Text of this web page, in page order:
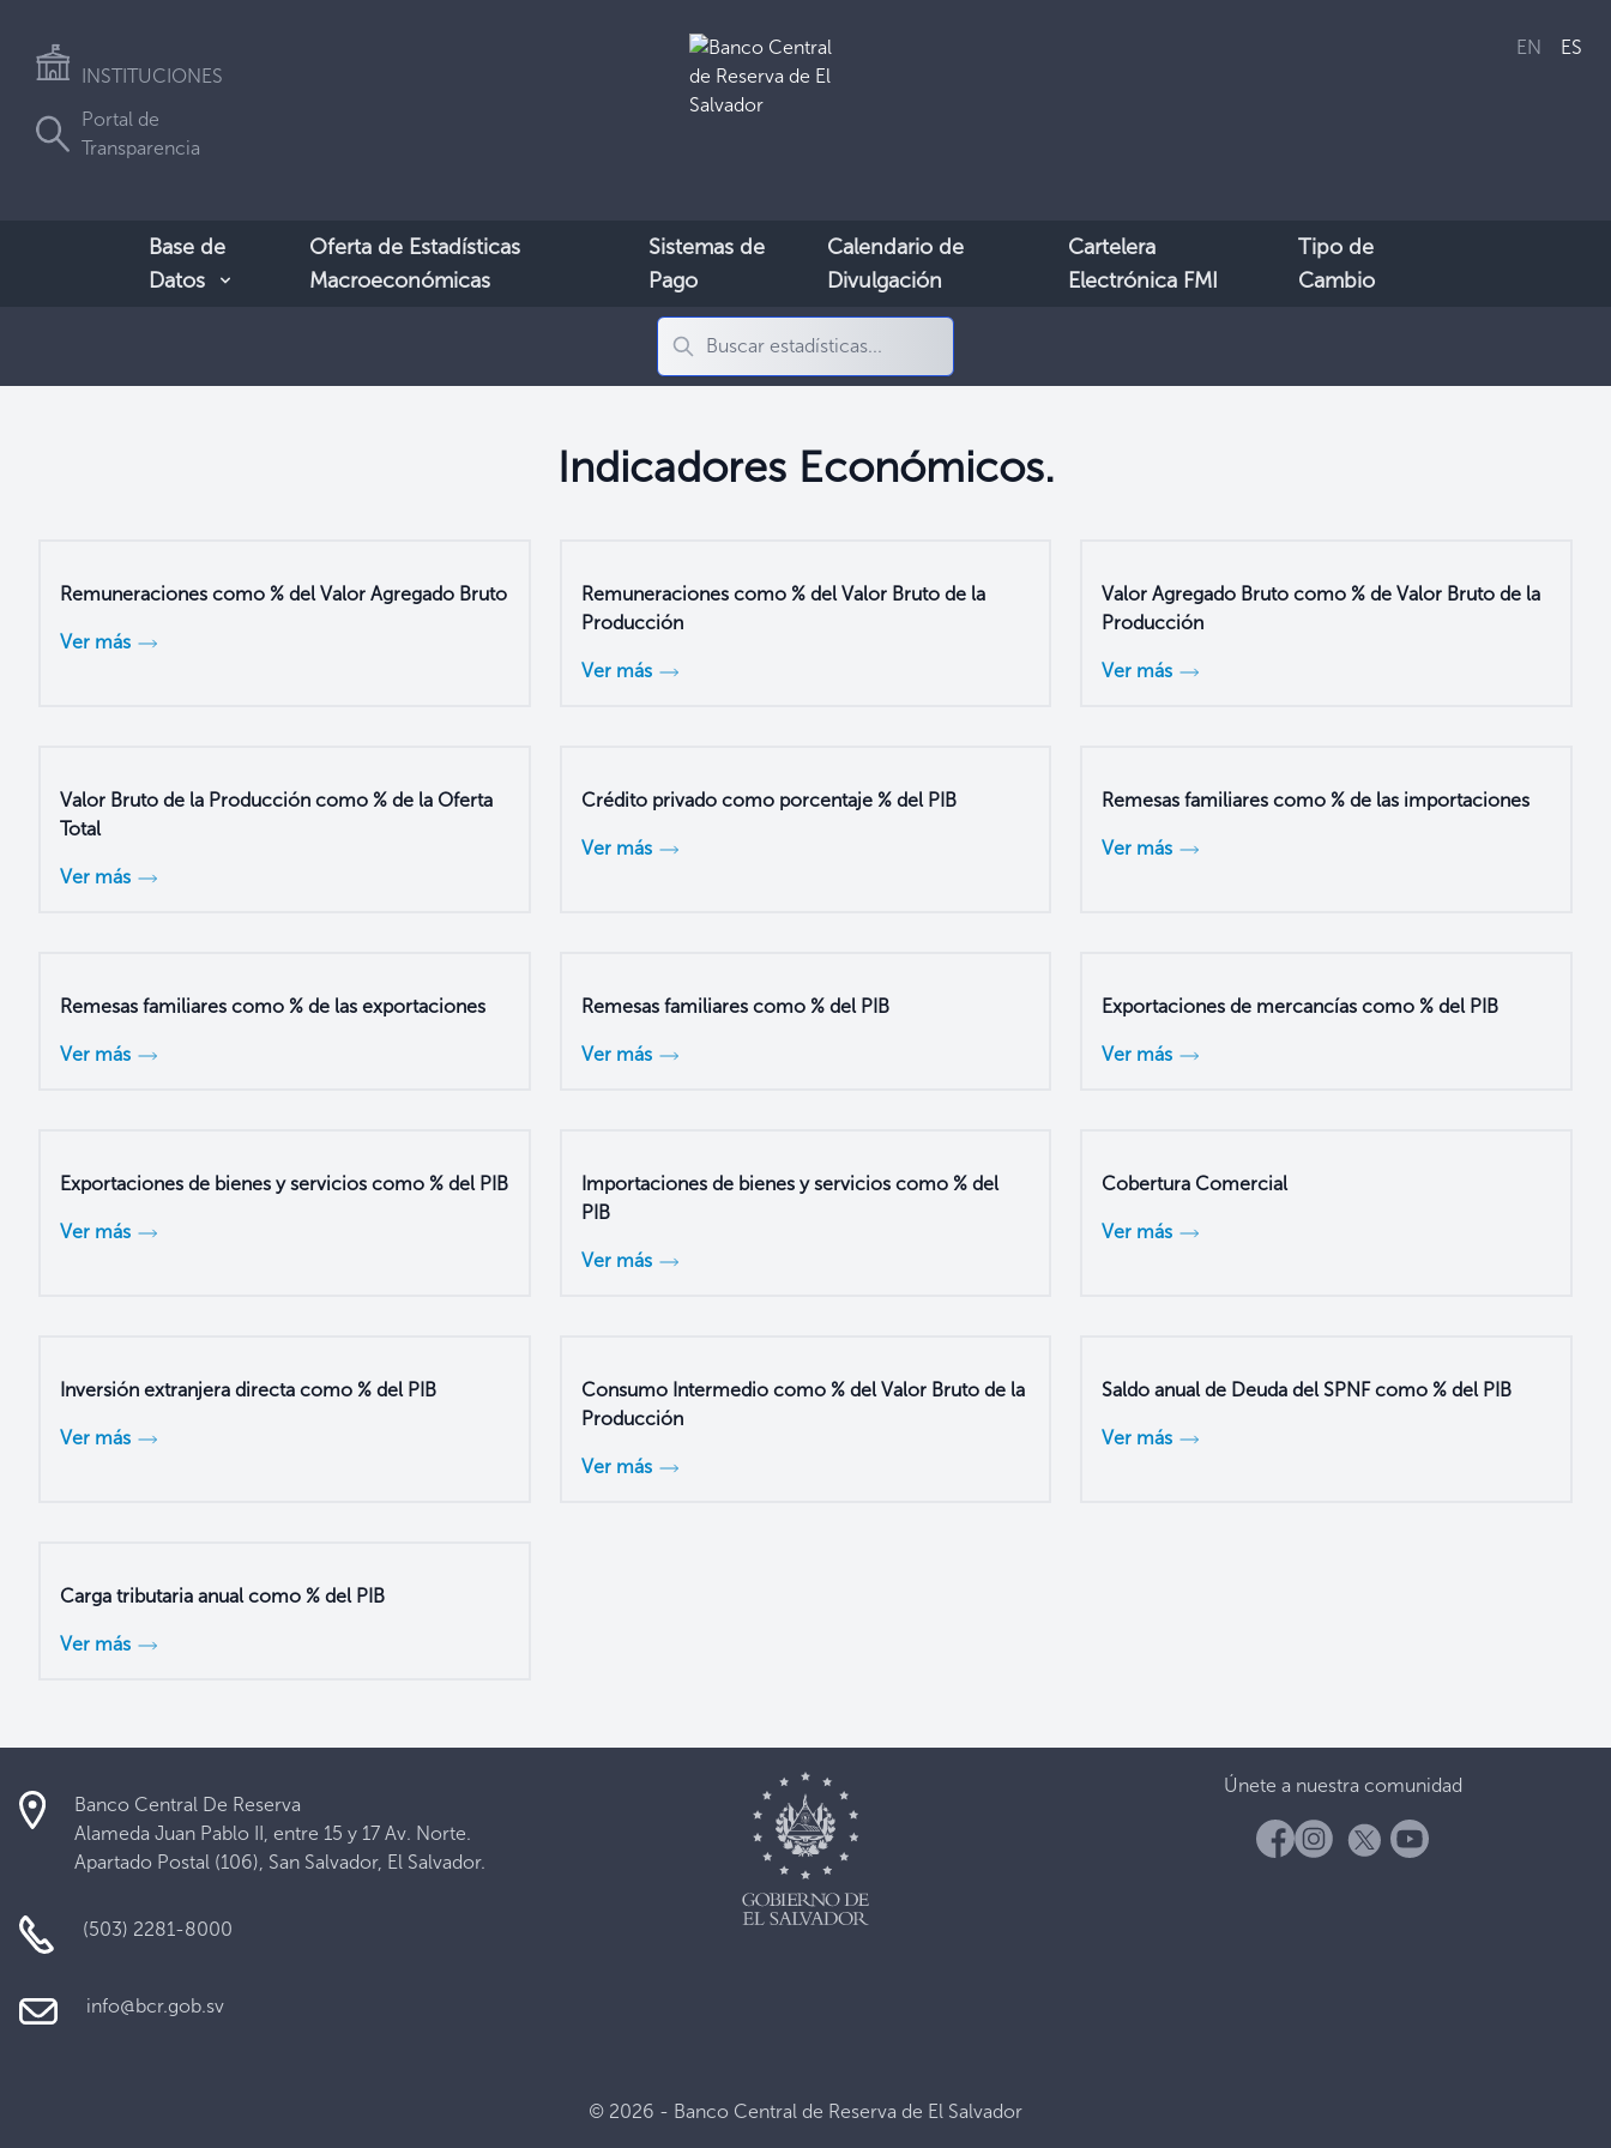
INSTITUCIONES
Portal de
Transparencia
EN ES
Base de
Datos
Oferta de Estadísticas
Macroeconómicas
Sistemas de
Pago
Calendario de
Divulgación
Cartelera
Electrónica FMI
Tipo de
Cambio
Indicadores Económicos.
Remuneraciones como % del Valor Agregado Bruto
Ver más
Remuneraciones como % del Valor Bruto de la
Producción
Ver más
Valor Agregado Bruto como % de Valor Bruto de la
Producción
Ver más
Valor Bruto de la Producción como % de la Oferta
Total
Ver más
Crédito privado como porcentaje % del PIB
Ver más
Remesas familiares como % de las importaciones
Ver más
Remesas familiares como % de las exportaciones
Ver más
Remesas familiares como % del PIB
Ver más
Exportaciones de mercancías como % del PIB
Ver más
Exportaciones de bienes y servicios como % del PIB
Ver más
Importaciones de bienes y servicios como % del
PIB
Ver más
Cobertura Comercial
Ver más
Inversión extranjera directa como % del PIB
Ver más
Consumo Intermedio como % del Valor Bruto de la
Producción
Ver más
Saldo anual de Deuda del SPNF como % del PIB
Ver más
Carga tributaria anual como % del PIB
Ver más
Banco Central De Reserva
Alameda Juan Pablo II, entre 15 y 17 Av. Norte.
Apartado Postal (106), San Salvador, El Salvador.
(503) 2281-8000
info@bcr.gob.sv
Únete a nuestra comunidad
© 2026 - Banco Central de Reserva de El Salvador